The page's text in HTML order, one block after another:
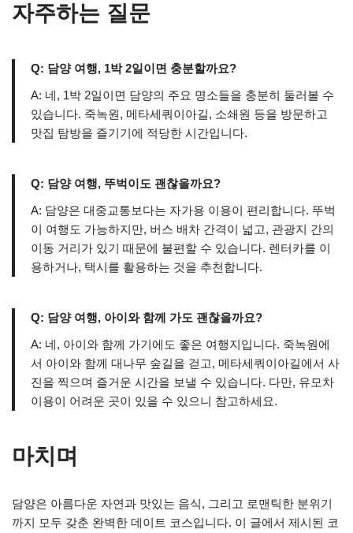
자주하는 질문
Q: 담양 여행, 1박 2일이면 충분할까요?
A: 네, 1박 2일이면 담양의 주요 명소들을 충분히 둘러볼 수
있습니다. 죽녹원, 메타세쿼이아길, 소쇄원 등을 방문하고
맛집 탐방을 즐기기에 적당한 시간입니다.
Q: 담양 여행, 뚜벅이도 괜찮을까요?
A: 담양은 대중교통보다는 자가용 이용이 편리합니다. 뚜벅
이 여행도 가능하지만, 버스 배차 간격이 넓고, 관광지 간의
이동 거리가 있기 때문에 불편할 수 있습니다. 렌터카를 이
용하거나, 택시를 활용하는 것을 추천합니다.
Q: 담양 여행, 아이와 함께 가도 괜찮을까요?
A: 네, 아이와 함께 가기에도 좋은 여행지입니다. 죽녹원에
서 아이와 함께 대나무 숲길을 걷고, 메타세쿼이아길에서 사
진을 찍으며 즐거운 시간을 보낼 수 있습니다. 다만, 유모차
이용이 어려운 곳이 있을 수 있으니 참고하세요.
마치며
담양은 아름다운 자연과 맛있는 음식, 그리고 로맨틱한 분위기
까지 모두 갖춘 완벽한 데이트 코스입니다. 이 글에서 제시된 코